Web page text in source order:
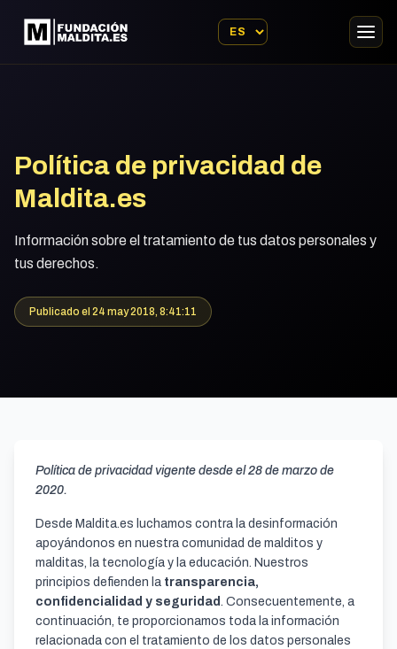
Inicio›Política de Privacidad
Política de privacidad de
Maldita.es
Información sobre el tratamiento de tus datos personales y
tus derechos.
Publicado el 24 may 2018, 8:41:11
Política de privacidad vigente desde el 28 de marzo de
2020.
Desde Maldita.es luchamos contra la desinformación
apoyándonos en nuestra comunidad de malditos y
malditas, la tecnología y la educación. Nuestros
principios defienden la transparencia,
confidencialidad y seguridad. Consecuentemente, a
continuación, te proporcionamos toda la información
relacionada con el tratamiento de los datos personales